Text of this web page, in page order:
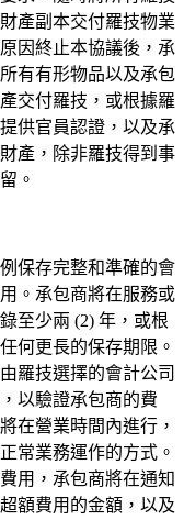
產副本交付羅技物業
因終止本協議後，承
有有形物品以及承包
交付羅技，或根據羅
供官員認證，以及承
產，除非羅技得到事
。
保存完整和準確的會
。承包商將在服務或
至少兩 (2) 年，或根
何更長的保存期限。
羅技選擇的會計公司
以驗證承包商的費
在營業時間內進行，
常業務運作的方式。
用，承包商將在通知
額費用的金額，以及